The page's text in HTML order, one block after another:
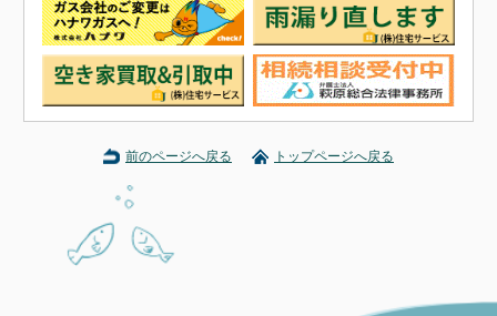
前のページへ戻る トップページへ戻る